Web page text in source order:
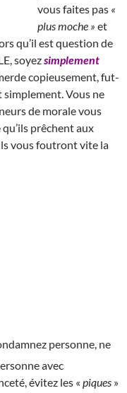
vous faites pas «
plus moche » et
qu’il est question de
soyezsimplement
copieusement, fut-
Vous ne
de morale vous
qu’ils prêchent aux
vous foutront vite la
personne, ne
avec
évitez les « piques »